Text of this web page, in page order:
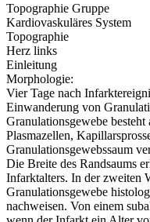
Topographie Gruppe
Kardiovaskuläres System
Topographie
Herz links
Einleitung
Morphologie:
Vier Tage nach
Einwanderung von
Granulationsgewebe
Plasmazellen,
Granulationsgewebssaum
Die Breite des Randsaums
Infarktalters. In der zweiten
Granulationsgewebe
nachweisen. Von einem